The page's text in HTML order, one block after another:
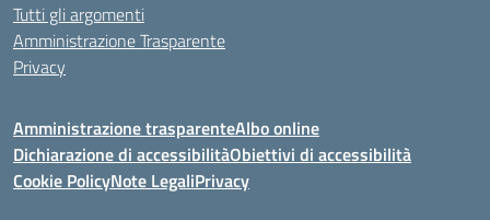
Tutti gli argomenti
Amministrazione Trasparente
Privacy
Amministrazione trasparenteAlbo online
Dichiarazione di accessibilitàObiettivi di accessibilità
Cookie PolicyNote LegaliPrivacy